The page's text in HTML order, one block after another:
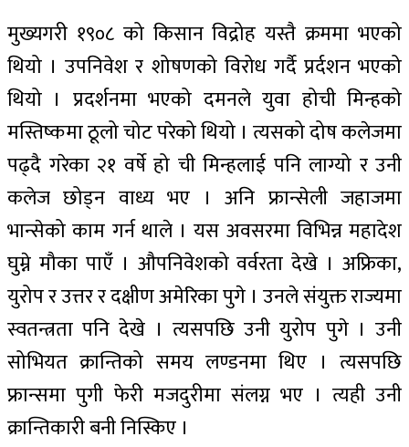
मुख्यगरी १९०८ को किसान विद्रोह यस्तै क्रममा भएको
थियो । उपनिवेश र शोषणको विरोध गर्दै प्रर्दशन भएको
थियो । प्रदर्शनमा भएको दमनले युवा होची मिन्हको
मस्तिष्कमा ठूलो चोट परेको थियो । त्यसको दोष कलेजमा
पढ्दै गरेका २१ वर्षे हो ची मिन्हलाई पनि लाग्यो र उनी
कलेज छोड्न वाध्य भए । अनि फ्रान्सेली जहाजमा
भान्सेको काम गर्न थाले । यस अवसरमा विभिन्न महादेश
घुम्ने मौका पाएँ । औपनिवेशको वर्वरता देखे । अफ्रिका,
युरोप र उत्तर र दक्षीण अमेरिका पुगे । उनले संयुक्त राज्यमा
स्वतन्त्रता पनि देखे । त्यसपछि उनी युरोप पुगे । उनी
सोभियत क्रान्तिको समय लण्डनमा थिए । त्यसपछि
फ्रान्समा पुगी फेरी मजदुरीमा संलग्न भए । त्यही उनी
क्रान्तिकारी बनी निस्किए ।